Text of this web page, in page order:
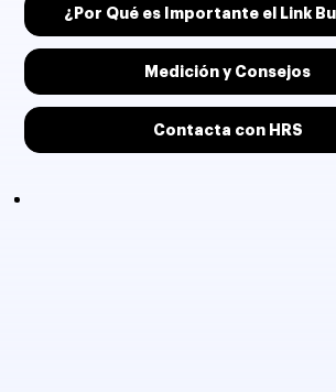
¿Por Qué es Importante el Link
Medición y Consejos
Contacta con HRS